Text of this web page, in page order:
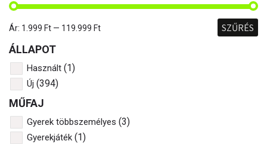
SZŰRÉS
Ár: 1.999 Ft — 119.999 Ft
ÁLLAPOT
Használt (1)
Új (394)
MŰFAJ
Gyerek többszemélyes (3)
Gyerekjáték (1)